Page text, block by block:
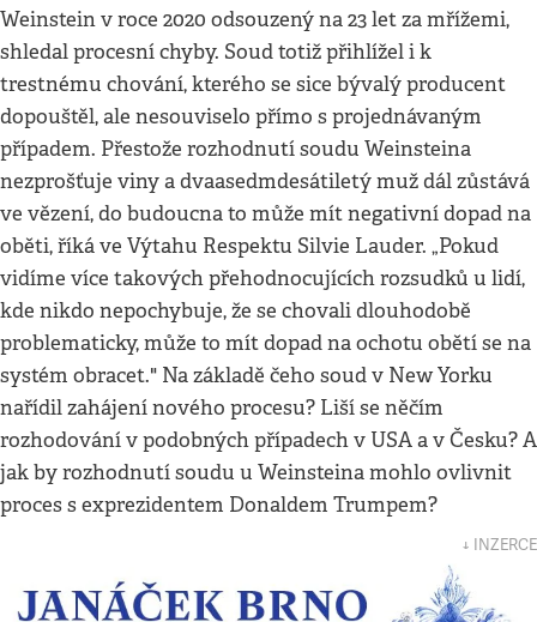
Weinstein v roce 2020 odsouzený na 23 let za mřížemi,
shledal procesní chyby. Soud totiž přihlížel i k
trestnému chování, kterého se sice bývalý producent
dopouštěl, ale nesouviselo přímo s projednávaným
případem. Přestože rozhodnutí soudu Weinsteina
nezprošťuje viny a dvaasedmdesátiletý muž dál zůstává
ve vězení, do budoucna to může mít negativní dopad na
oběti, říká ve Výtahu Respektu Silvie Lauder. „Pokud
vidíme více takových přehodnocujících rozsudků u lidí,
kde nikdo nepochybuje, že se chovali dlouhodobě
problematicky, může to mít dopad na ochotu obětí se na
systém obracet." Na základě čeho soud v New Yorku
nařídil zahájení nového procesu? Liší se něčím
rozhodování v podobných případech v USA a v Česku? A
jak by rozhodnutí soudu u Weinsteina mohlo ovlivnit
proces s exprezidentem Donaldem Trumpem?
↓ INZERCE